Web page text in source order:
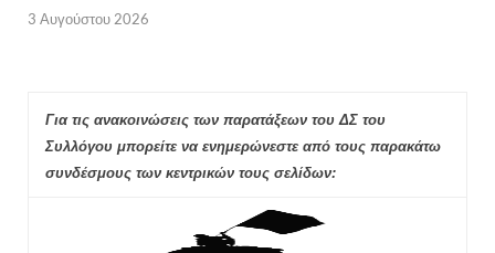
3 Αυγούστου 2026
Για τις ανακοινώσεις των παρατάξεων του ΔΣ του
Συλλόγου μπορείτε να ενημερώνεστε από τους παρακάτω
συνδέσμους των κεντρικών τους σελίδων: